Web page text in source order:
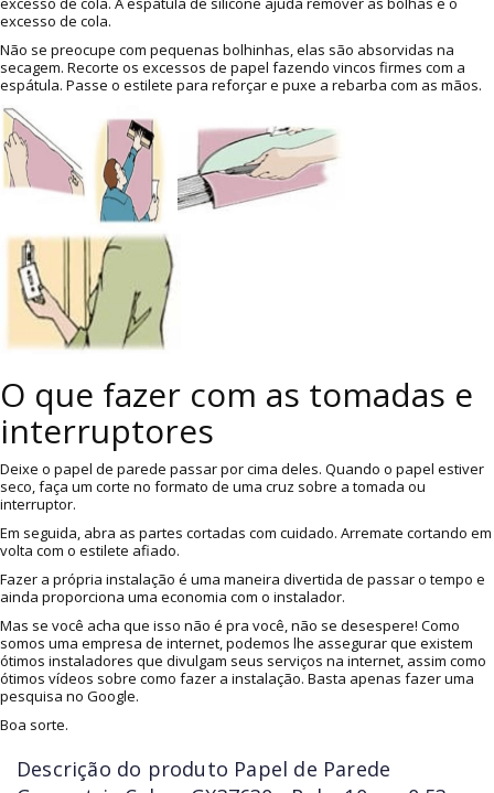
excesso de cola.
Não se preocupe com pequenas bolhinhas, elas são absorvidas na
secagem. Recorte os excessos de papel fazendo vincos firmes com a
espátula. Passe o estilete para reforçar e puxe a rebarba com as mãos.
O que fazer com as tomadas e
interruptores
Deixe o papel de parede passar por cima deles. Quando o papel estiver
seco, faça um corte no formato de uma cruz sobre a tomada ou
interruptor.
Em seguida, abra as partes cortadas com cuidado. Arremate cortando em
volta com o estilete afiado.
Fazer a própria instalação é uma maneira divertida de passar o tempo e
ainda proporciona uma economia com o instalador.
Mas se você acha que isso não é pra você, não se desespere! Como
somos uma empresa de internet, podemos lhe assegurar que existem
ótimos instaladores que divulgam seus serviços na internet, assim como
ótimos vídeos sobre como fazer a instalação. Basta apenas fazer uma
pesquisa no Google.
Boa sorte.
Descrição do produto Papel de Parede